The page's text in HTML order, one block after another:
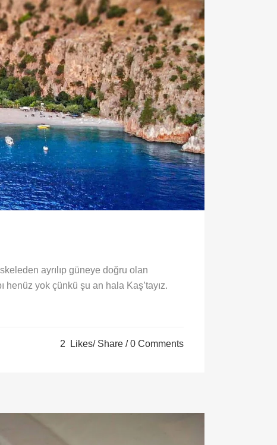
ayrılıp güneye doğru olan
yok çünkü şu an hala Kaş’tayız.
2 Likes Share 0 Comments